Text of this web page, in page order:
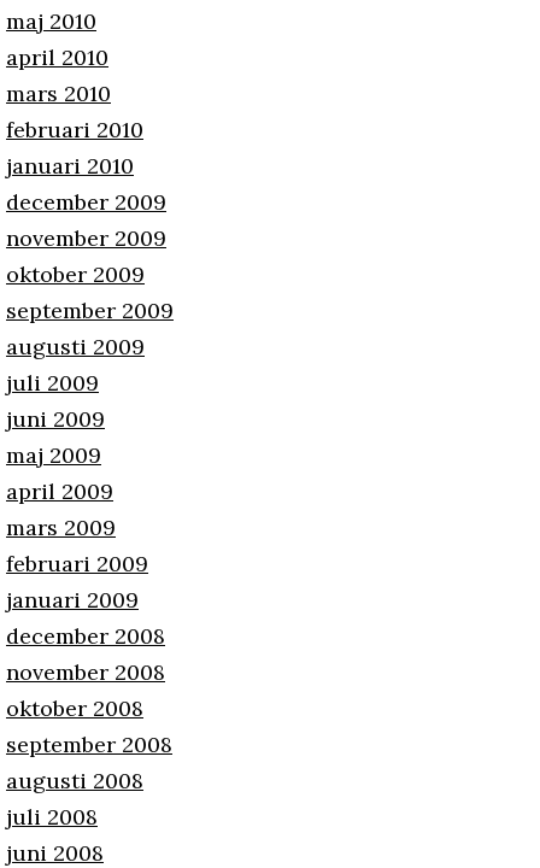
maj 2010
april 2010
mars 2010
februari 2010
januari 2010
december 2009
november 2009
oktober 2009
september 2009
augusti 2009
juli 2009
juni 2009
maj 2009
april 2009
mars 2009
februari 2009
januari 2009
december 2008
november 2008
oktober 2008
september 2008
augusti 2008
juli 2008
juni 2008